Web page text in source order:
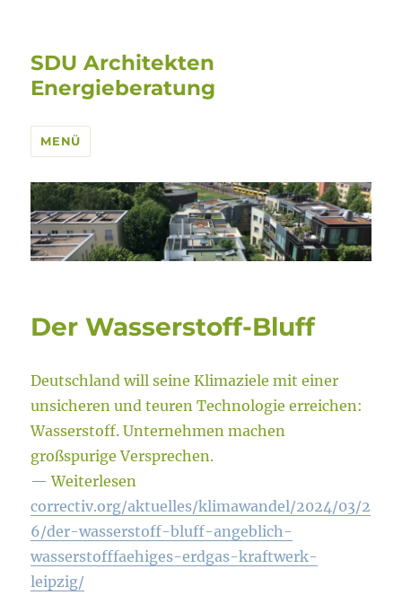
SDU Architekten
Energieberatung
MENÜ
Der Wasserstoff-Bluff
Deutschland will seine Klimaziele mit einer
unsicheren und teuren Technologie erreichen:
Wasserstoff. Unternehmen machen
großspurige Versprechen.
— Weiterlesen
correctiv.org/aktuelles/klimawandel/2024/03/2
6/der-wasserstoff-bluff-angeblich-
wasserstofffaehiges-erdgas-kraftwerk-
leipzig/